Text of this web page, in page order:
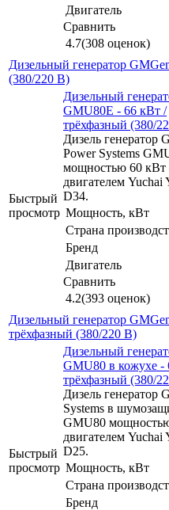
Двигатель
Сравнить
4.7(308 оценок)
Дизельный генератор
(380/220 В)
Быстрый
просмотр
Дизельный
GMU80E - 66 кВт /
трёхфазный (380/
Дизель генератор
Power Systems
мощностью 60 кВт
двигателем Yuchai
D34.
Мощность, кВт
Страна
Бренд
Двигатель
Сравнить
4.2(393 оценок)
Дизельный генератор
трёхфазный (380/220 В)
Быстрый
просмотр
Дизельный
GMU80 в кожухе -
трёхфазный (380/
Дизель генератор
Systems в
GMU80
двигателем
D25.
Мощность, кВт
Страна
Бренд